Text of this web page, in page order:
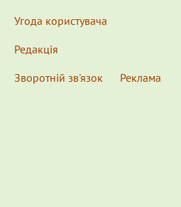
Угода користувача
Редакція
Зворотній зв'язок
Реклама